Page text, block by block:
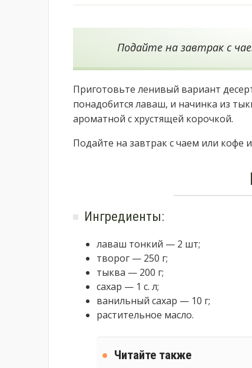
Подайте на завтрак с
Приготовьте ленивый вариант
понадобится лаваш, и начинка из
ароматной с хрустящей корочкой.
Подайте на завтрак с чаем или кофе
Ингредиенты:
лаваш тонкий — 2 шт;
творог — 250 г;
тыква — 200 г;
сахар — 1 с. л;
ванильный сахар — 10 г;
растительное масло.
Читайте также